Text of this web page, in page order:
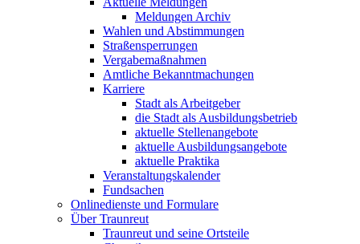
Meldungen Archiv
Wahlen und Abstimmungen
Straßensperrungen
Vergabemaßnahmen
Amtliche Bekanntmachungen
Karriere
Stadt als Arbeitgeber
die Stadt als Ausbildungsbetrieb
aktuelle Stellenangebote
aktuelle Ausbildungsangebote
aktuelle Praktika
Veranstaltungskalender
Fundsachen
Onlinedienste und Formulare
Über Traunreut
Traunreut und seine Ortsteile